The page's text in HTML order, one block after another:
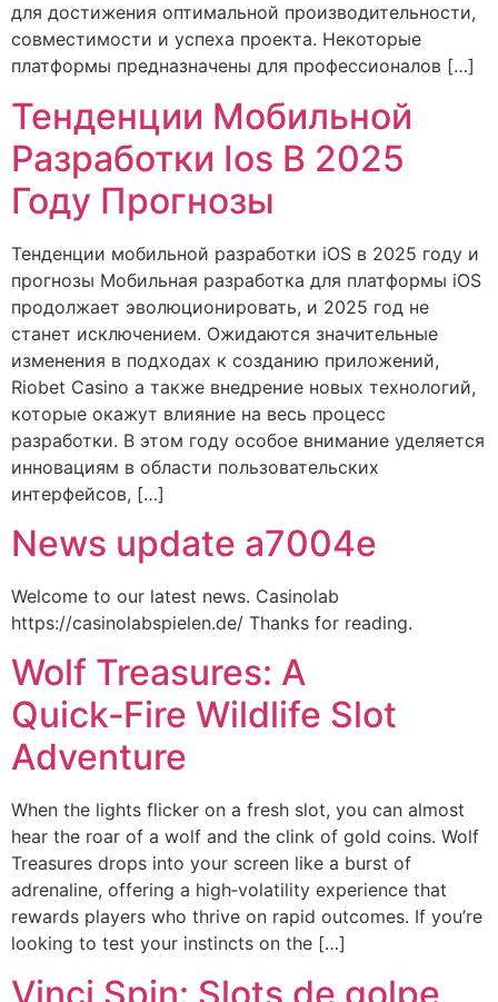
для достижения оптимальной производительности,
совместимости и успеха проекта. Некоторые
платформы предназначены для профессионалов […]
Тенденции Мобильной
Разработки Ios В 2025
Году Прогнозы
Тенденции мобильной разработки iOS в 2025 году и
прогнозы Мобильная разработка для платформы iOS
продолжает эволюционировать, и 2025 год не
станет исключением. Ожидаются значительные
изменения в подходах к созданию приложений,
Riobet Casino а также внедрение новых технологий,
которые окажут влияние на весь процесс
разработки. В этом году особое внимание уделяется
инновациям в области пользовательских
интерфейсов, […]
News update a7004e
Welcome to our latest news. Casinolab
https://casinolabspielen.de/ Thanks for reading.
Wolf Treasures: A
Quick‑Fire Wildlife Slot
Adventure
When the lights flicker on a fresh slot, you can almost
hear the roar of a wolf and the clink of gold coins. Wolf
Treasures drops into your screen like a burst of
adrenaline, offering a high‑volatility experience that
rewards players who thrive on rapid outcomes. If you’re
looking to test your instincts on the […]